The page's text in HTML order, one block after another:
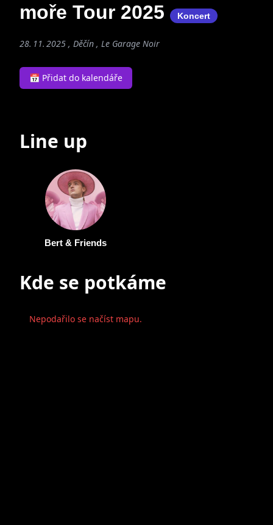
moře Tour 2025
Koncert
28. 11. 2025 , Děčín , Le Garage Noir
📅 Přidat do kalendáře
Line up
Bert & Friends
Kde se potkáme
Nepodařilo se načíst mapu.